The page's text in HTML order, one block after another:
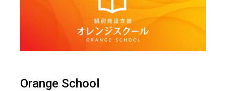
Orange School